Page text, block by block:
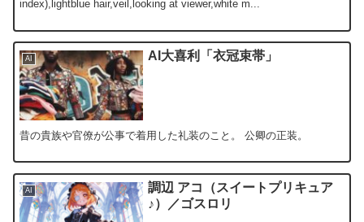
index),lightblue hair,veil,looking at viewer,white m...
AI AI大喜利「衣冠束帯」
昔の貴族や官僚が公事で着用した礼装のこと。 公卿の正装。
AI
調辺 アコ（スイートプリキュア
♪）／ゴスロリ